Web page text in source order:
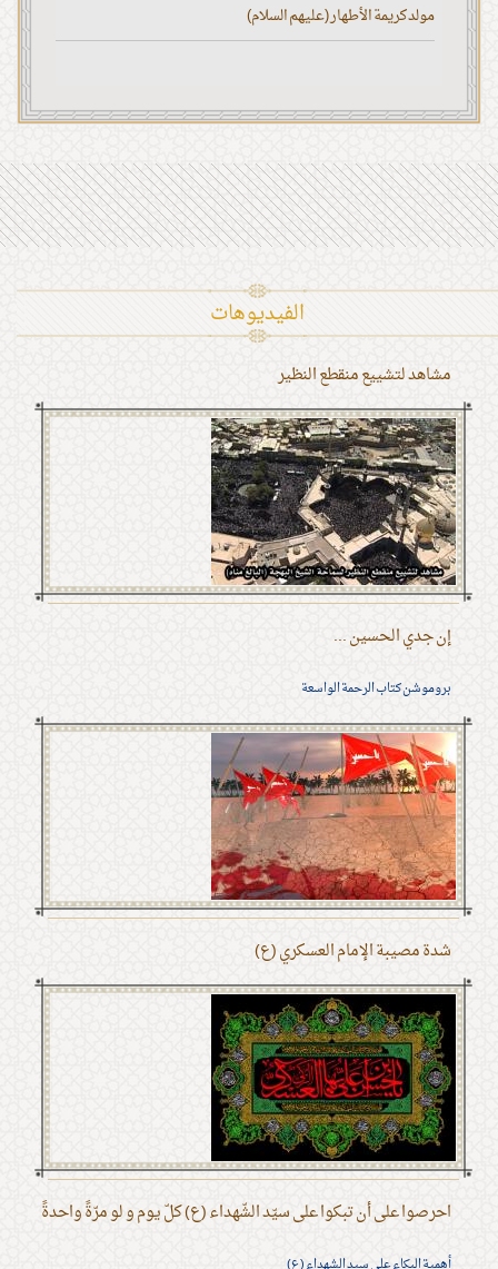
مولد كريمة الأطهار (عليهم السلام)
الفیدیوهات
مشاهد لتشييع منقطع النظير
إن جدي الحسين ...
بروموشن كتاب الرحمة الواسعة
شدة مصيبة الإمام العسكري (ع)
احرصوا على أن تبكوا على سيّد الشّهداء (ع) كلّ يوم و لو مرّةً واحدةً